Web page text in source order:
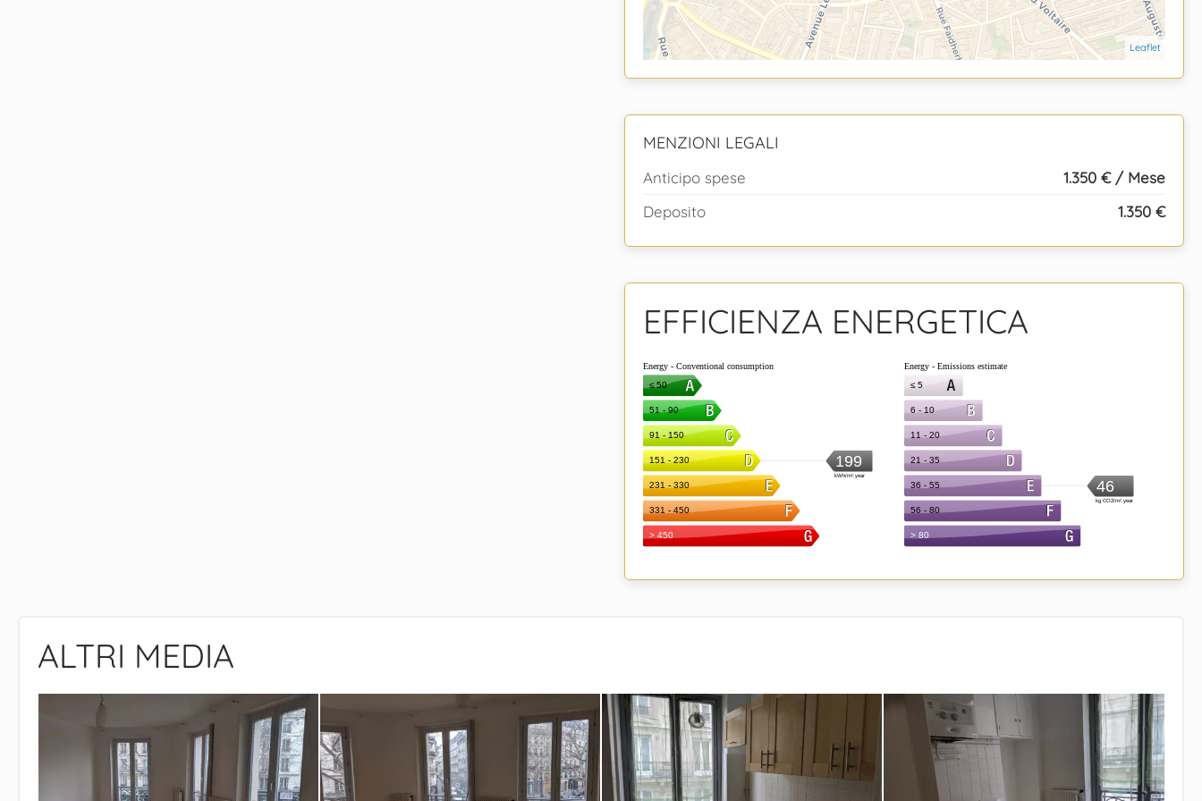
Leaflet
MENZIONI LEGALI
Anticipo spese
1.350 € / Mese
Deposito
1.350 €
EFFICIENZA ENERGETICA
ALTRI MEDIA